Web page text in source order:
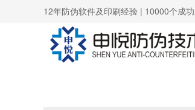
12年防伪软件及印刷经验 | 10000个成